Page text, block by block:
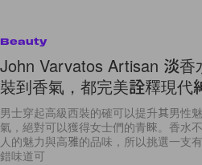
Beauty
John Varvatos Artisan 淡
裝到香氣，都完美詮釋現代
男士穿起高級西裝的確可以提升其男性
氣，絕對可以獲得女士們的青睞。香水
人的魅力與高雅的品味，所以挑選一支
錯味道可